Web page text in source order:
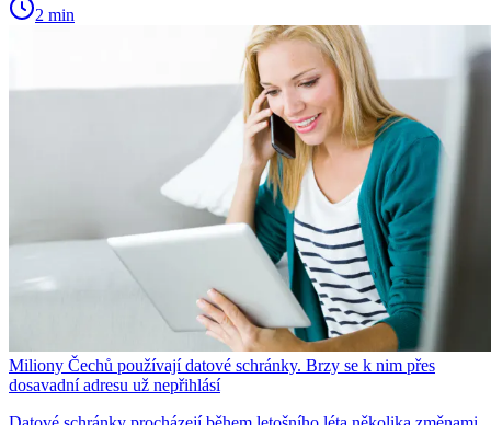
2 min
Miliony Čechů používají datové schránky. Brzy se k nim přes
dosavadní adresu už nepřihlásí